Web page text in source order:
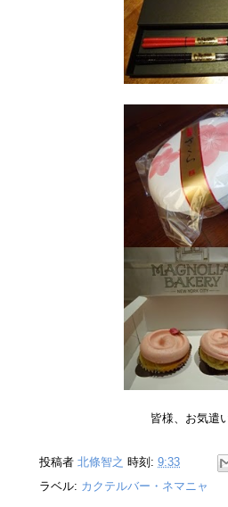
皆様、お気遣
投稿者 北條智之 時刻: 9:33
ラベル: カクテルバー・ネマニャ